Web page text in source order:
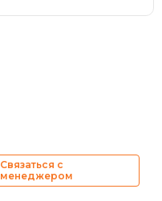
Связаться с
менеджером